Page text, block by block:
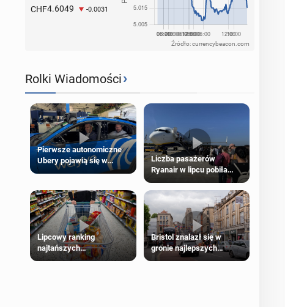
CHF4.6049 -0.0031
Źródło: currencybeacon.com
Rolki Wiadomości›
Pierwsze autonomiczne
Ubery pojawią się w
Londynie jeszcze tego
Liczba pasażerów
Ryanair w lipcu pobiła
rekord
Lipcowy ranking
najtańszych
supermarketów
Bristol znalazł się w
gronie najlepszych
kierunków podróży na